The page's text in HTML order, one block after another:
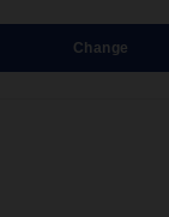
Change